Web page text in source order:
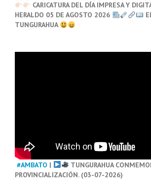
CARICATURA DEL DÍA IMPRESA Y
HERALDO 05 DE AGOSTO 2026
TUNGURAHUA
#AMBATO |
TUNGURAHUA
PROVINCIALIZACIÓN. (03-07-2026)